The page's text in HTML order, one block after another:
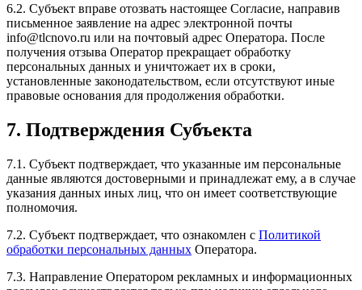
6.2. Субъект вправе отозвать настоящее Согласие, направив
письменное заявление на адрес электронной почты
info@tlcnovo.ru или на почтовый адрес Оператора. После
получения отзыва Оператор прекращает обработку
персональных данных и уничтожает их в сроки,
установленные законодательством, если отсутствуют иные
правовые основания для продолжения обработки.
7. Подтверждения Субъекта
7.1. Субъект подтверждает, что указанные им персональные
данные являются достоверными и принадлежат ему, а в случае
указания данных иных лиц, что он имеет соответствующие
полномочия.
7.2. Субъект подтверждает, что ознакомлен с Политикой
обработки персональных данных Оператора.
7.3. Направление Оператором рекламных и информационных